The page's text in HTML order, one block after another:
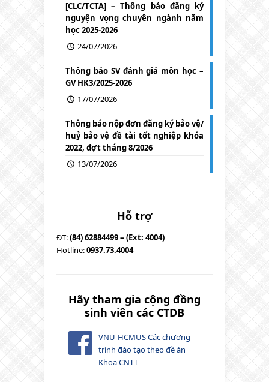
[CLC/TCTA] – Thông báo đăng ký
nguyện vọng chuyên ngành năm
học 2025-2026
24/07/2026
Thông báo SV đánh giá môn học –
GV HK3/2025-2026
17/07/2026
Thông báo nộp đơn đăng ký bảo vệ/
huỷ bảo vệ đề tài tốt nghiệp khóa
2022, đợt tháng 8/2026
13/07/2026
Hỗ trợ
ĐT:(84) 62884499 – (Ext: 4004)
Hotline:0937.73.4004
Hãy tham gia cộng đồng
sinh viên các CTDB
VNU-HCMUS Các chương
trình đào tạo theo đề án
Khoa CNTT